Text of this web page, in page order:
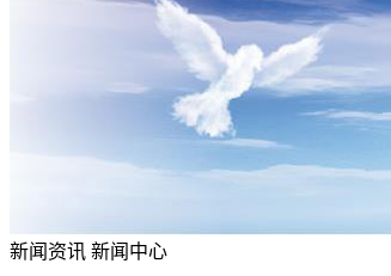
新闻资讯 新闻中心